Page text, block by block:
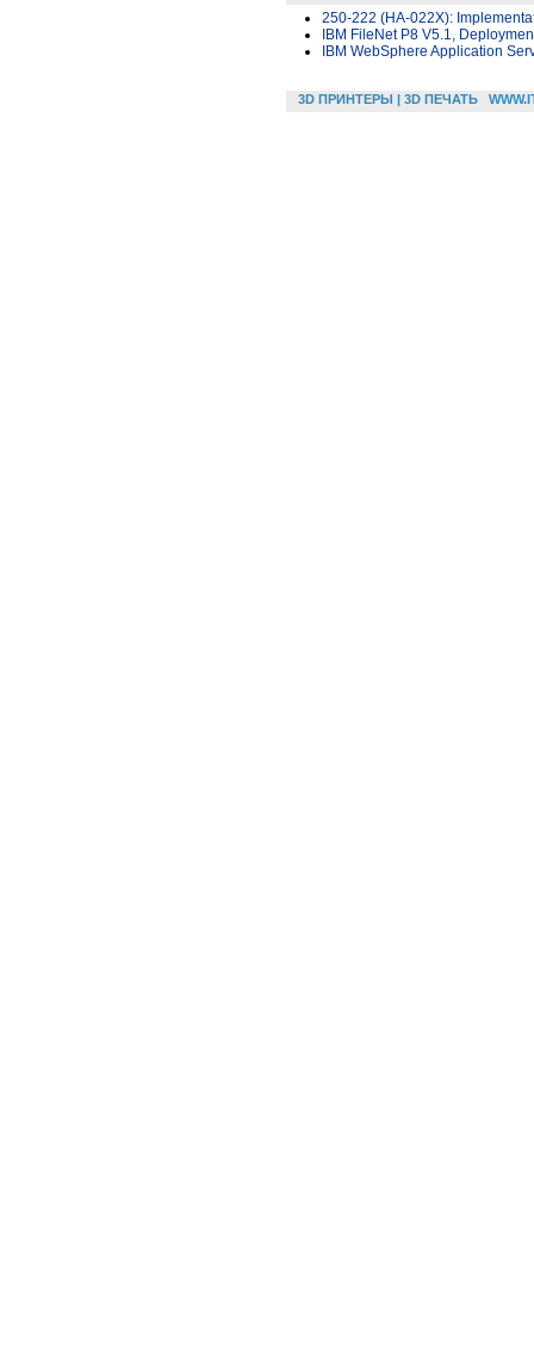
250-222 (HA-022X):
IBM FileNet P8 V5.1,
IBM WebSphere Application
3D ПРИНТЕРЫ | 3D ПЕЧАТЬ